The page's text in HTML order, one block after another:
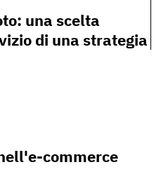
una scelta
di una strategia
commerce